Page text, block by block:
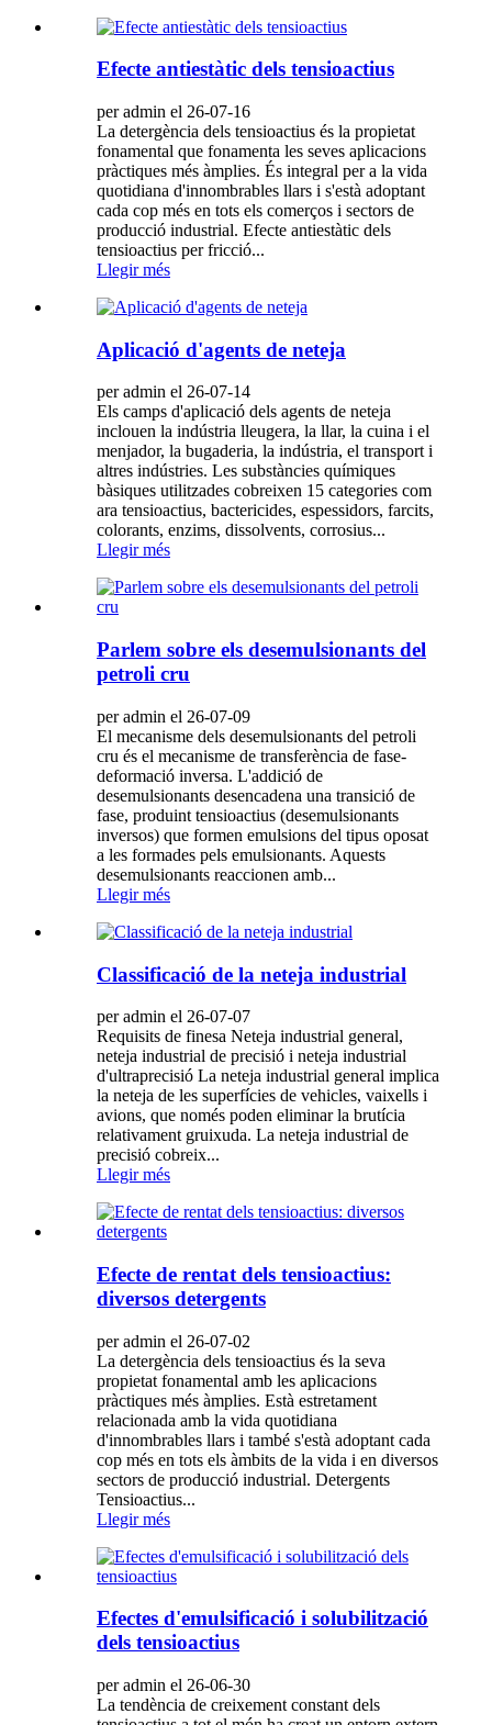
Efecte antiestàtic dels tensioactius
per admin el 26-07-16
La detergència dels tensioactius és la propietat
fonamental que fonamenta les seves aplicacions
pràctiques més àmplies. És integral per a la vida
quotidiana d'innombrables llars i s'està adoptant
cada cop més en tots els comerços i sectors de
producció industrial. Efecte antiestàtic dels
tensioactius per fricció...
Llegir més
Aplicació d'agents de neteja
per admin el 26-07-14
Els camps d'aplicació dels agents de neteja
inclouen la indústria lleugera, la llar, la cuina i el
menjador, la bugaderia, la indústria, el transport i
altres indústries. Les substàncies químiques
bàsiques utilitzades cobreixen 15 categories com
ara tensioactius, bactericides, espessidors, farcits,
colorants, enzims, dissolvents, corrosius...
Llegir més
Parlem sobre els desemulsionants del
petroli cru
per admin el 26-07-09
El mecanisme dels desemulsionants del petroli
cru és el mecanisme de transferència de fase-
deformació inversa. L'addició de
desemulsionants desencadena una transició de
fase, produint tensioactius (desemulsionants
inversos) que formen emulsions del tipus oposat
a les formades pels emulsionants. Aquests
desemulsionants reaccionen amb...
Llegir més
Classificació de la neteja industrial
per admin el 26-07-07
Requisits de finesa Neteja industrial general,
neteja industrial de precisió i neteja industrial
d'ultraprecisió La neteja industrial general implica
la neteja de les superfícies de vehicles, vaixells i
avions, que només poden eliminar la brutícia
relativament gruixuda. La neteja industrial de
precisió cobreix...
Llegir més
Efecte de rentat dels tensioactius:
diversos detergents
per admin el 26-07-02
La detergència dels tensioactius és la seva
propietat fonamental amb les aplicacions
pràctiques més àmplies. Està estretament
relacionada amb la vida quotidiana
d'innombrables llars i també s'està adoptant cada
cop més en tots els àmbits de la vida i en diversos
sectors de producció industrial. Detergents
Tensioactius...
Llegir més
Efectes d'emulsificació i solubilització
dels tensioactius
per admin el 26-06-30
La tendència de creixement constant dels